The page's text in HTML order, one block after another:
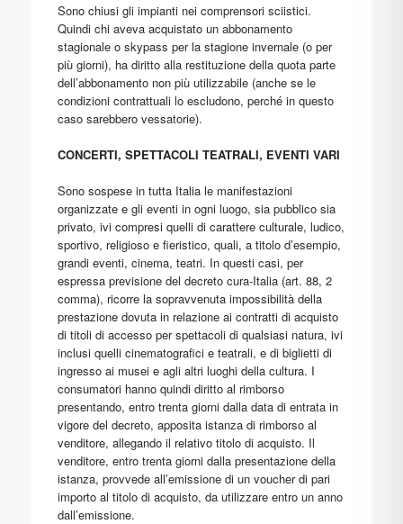
Sono chiusi gli impianti nei comprensori sciistici.
Quindi chi aveva acquistato un abbonamento
stagionale o skypass per la stagione invernale (o per
più giorni), ha diritto alla restituzione della quota parte
dell’abbonamento non più utilizzabile (anche se le
condizioni contrattuali lo escludono, perché in questo
caso sarebbero vessatorie).
CONCERTI, SPETTACOLI TEATRALI, EVENTI VARI
Sono sospese in tutta Italia le manifestazioni
organizzate e gli eventi in ogni luogo, sia pubblico sia
privato, ivi compresi quelli di carattere culturale, ludico,
sportivo, religioso e fieristico, quali, a titolo d’esempio,
grandi eventi, cinema, teatri. In questi casi, per
espressa previsione del decreto cura-Italia (art. 88, 2
comma), ricorre la sopravvenuta impossibilità della
prestazione dovuta in relazione ai contratti di acquisto
di titoli di accesso per spettacoli di qualsiasi natura, ivi
inclusi quelli cinematografici e teatrali, e di biglietti di
ingresso ai musei e agli altri luoghi della cultura. I
consumatori hanno quindi diritto al rimborso
presentando, entro trenta giorni dalla data di entrata in
vigore del decreto, apposita istanza di rimborso al
venditore, allegando il relativo titolo di acquisto. Il
venditore, entro trenta giorni dalla presentazione della
istanza, provvede all’emissione di un voucher di pari
importo al titolo di acquisto, da utilizzare entro un anno
dall’emissione.